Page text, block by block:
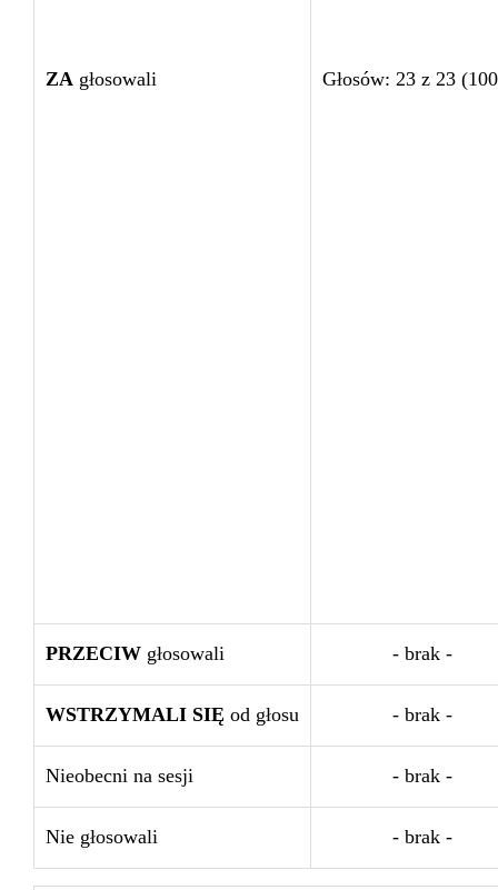
ZA głosowali Głosów: 23 z 23
PRZECIW głosowali - brak -
WSTRZYMALI SIĘ od głosu - brak -
Nieobecni na sesji - brak -
Nie głosowali - brak -